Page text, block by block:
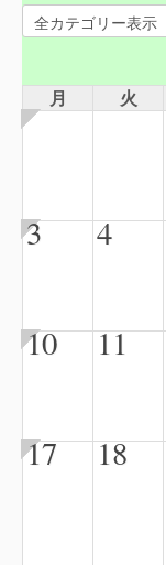
月 火
3 4
10 11
17 18